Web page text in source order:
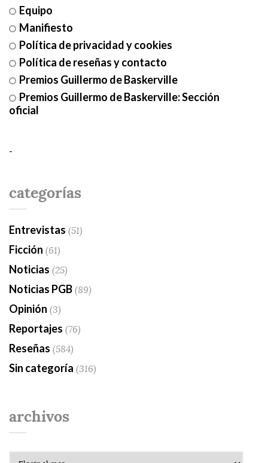
Equipo
Manifiesto
Política de privacidad y cookies
Política de reseñas y contacto
Premios Guillermo de Baskerville
Premios Guillermo de Baskerville: Sección
oficial
-
categorías
Entrevistas (51)
Ficción (61)
Noticias (25)
Noticias PGB(89)
Opinión (3)
Reportajes (76)
Reseñas (584)
Sin categoría (316)
archivos